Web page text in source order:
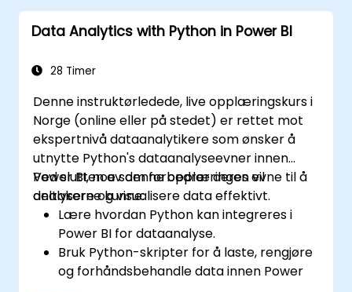
bruke AWS Cloud9-plattformen.
Integrer AWS Cloud9 med andre AWS-
Data Analytics with Python in Power BI
28 Timer
Denne instruktørledede, live opplæringskurs i
Norge (online eller på stedet) er rettet mot
ekspertnivå dataanalytikere som ønsker å
utnytte Python's dataanalyseevner innen
Power BI, noe som forbedrer deres evne til å
analysere og visualisere data effektivt.
Ved slutten av denne opplæringen vil
deltakerne kunne:
Lære hvordan Python kan integreres i
Power BI for dataanalyse.
Bruk Python-skripter for å laste, rengjøre
og forhåndsbehandle data innen Power